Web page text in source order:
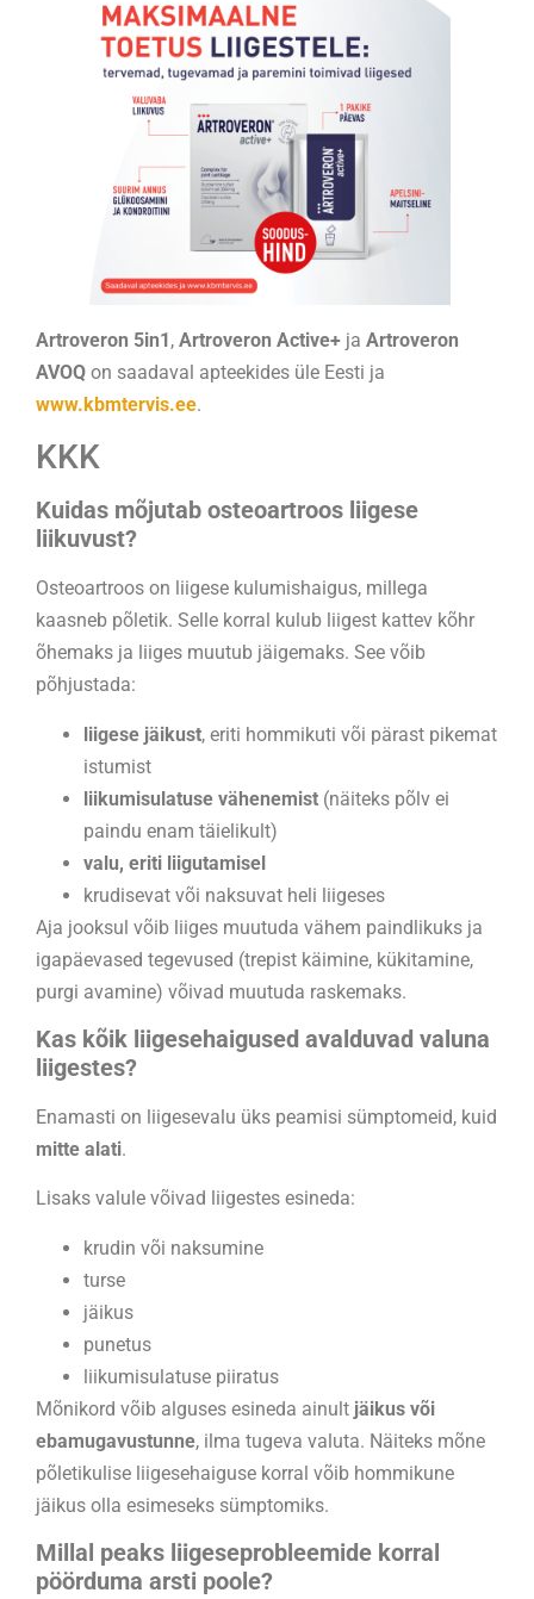
Artroveron 5in1, Artroveron Active+ ja Artroveron
AVOQ on saadaval apteekides üle Eesti ja
www.kbmtervis.ee.
KKK
Kuidas mõjutab osteoartroos liigese
liikuvust?
Osteoartroos on liigese kulumishaigus, millega
kaasneb põletik. Selle korral kulub liigest kattev kõhr
õhemaks ja liiges muutub jäigemaks. See võib
põhjustada:
liigese jäikust, eriti hommikuti või pärast pikemat
istumist
liikumisulatuse vähenemist (näiteks põlv ei
paindu enam täielikult)
valu, eriti liigutamisel
krudisevat või naksuvat heli liigeses
Aja jooksul võib liiges muutuda vähem paindlikuks ja
igapäevased tegevused (trepist käimine, kükitamine,
purgi avamine) võivad muutuda raskemaks.
Kas kõik liigesehaigused avalduvad valuna
liigestes?
Enamasti on liigesevalu üks peamisi sümptomeid, kuid
mitte alati.
Lisaks valule võivad liigestes esineda:
krudin või naksumine
turse
jäikus
punetus
liikumisulatuse piiratus
Mõnikord võib alguses esineda ainult jäikus või
ebamugavustunne, ilma tugeva valuta. Näiteks mõne
põletikulise liigesehaiguse korral võib hommikune
jäikus olla esimeseks sümptomiks.
Millal peaks liigeseprobleemide korral
pöörduma arsti poole?